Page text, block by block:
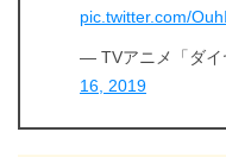
pic.twitter.com/
— TVアニメ「ダイ
16, 2019